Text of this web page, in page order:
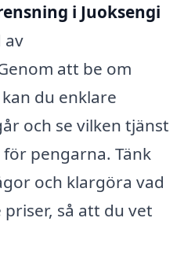
i Juoksengi
av
att be om
du enklare
och se vilken tjänst
pengarna. Tänk
och klargöra vad
så att du vet